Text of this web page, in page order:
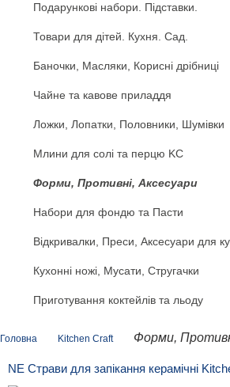
Подарункові набори. Підставки.
Товари для дітей. Кухня. Сад.
Баночки, Масляки, Корисні дрібниці
Чайне та кавове приладдя
Ложки, Лопатки, Половники, Шумівки
Млини для солі та перцю KC
Форми, Противні, Аксесуари
Набори для фондю та Пасти
Відкривалки, Преси, Аксесуари для
Кухонні ножі, Мусати, Стругачки
Приготування коктейлів та льоду
Головна Kitchen Craft Форми,
NE Страви для запікання керамічні